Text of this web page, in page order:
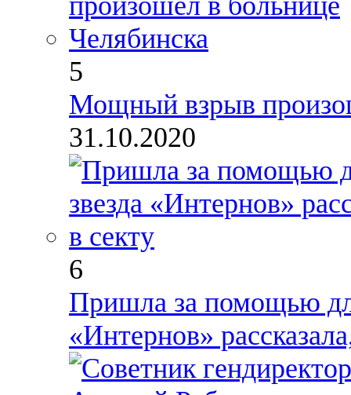
5
Мощный взрыв
31.10.2020
6
Пришла за помощью
«Интернов»